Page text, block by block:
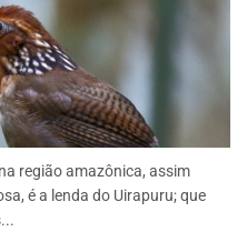
região amazônica, assim
é a lenda do Uirapuru; que